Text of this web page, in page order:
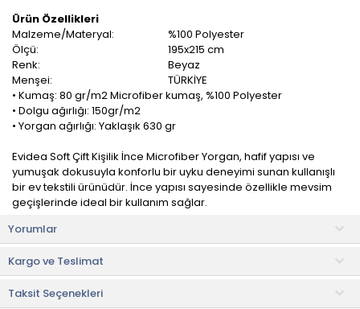
Ürün Özellikleri
Malzeme/Materyal:
%100 Polyester
Ölçü:
195x215 cm
Renk:
Beyaz
Menşei:
TÜRKİYE
• Kumaş: 80 gr/m2 Microfiber kumaş, %100 Polyester
• Dolgu ağırlığı: 150gr/m2
• Yorgan ağırlığı: Yaklaşık 630 gr
Evidea Soft Çift Kişilik İnce Microfiber Yorgan, hafif yapısı ve
yumuşak dokusuyla konforlu bir uyku deneyimi sunan kullanışlı
bir ev tekstili ürünüdür. İnce yapısı sayesinde özellikle mevsim
geçişlerinde ideal bir kullanım sağlar.
Microfiber kumaş yapısı sayesinde cilde yumuşak bir temas
sunarken, hafifliği ile uyku sırasında ekstra rahatlık sağlar. Nefes
alabilen dokusu sayesinde terleme hissini azaltmaya yardımcı
olur ve daha ferah bir uyku ortamı oluşturur.
Yorumlar
Kargo ve Teslimat
Taksit Seçenekleri